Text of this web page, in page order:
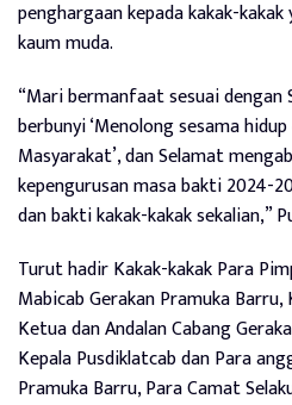
penghargaan kepada kakak-
kaum muda.
“Mari bermanfaat sesuai dengan
berbunyi ‘Menolong sesama
Masyarakat’, dan Selamat
kepengurusan masa bakti 2024-
dan bakti kakak-kakak sekalian,”
Turut hadir Kakak-kakak Para
Mabicab Gerakan Pramuka
Ketua dan Andalan Cabang
Kepala Pusdiklatcab dan Para
Pramuka Barru, Para Camat